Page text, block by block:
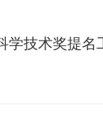
学技术奖提名